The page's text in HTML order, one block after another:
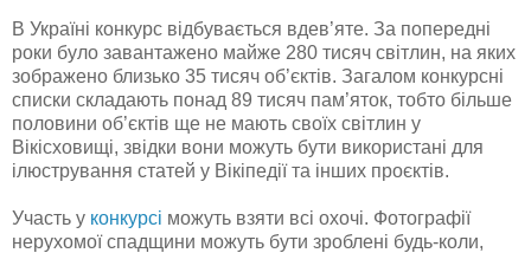
В Україні конкурс відбувається вдев’яте. За попередні
роки було завантажено майже 280 тисяч світлин, на яких
зображено близько 35 тисяч об’єктів. Загалом конкурсні
списки складають понад 89 тисяч пам’яток, тобто більше
половини об’єктів ще не мають своїх світлин у
Вікісховищі, звідки вони можуть бути використані для
ілюстрування статей у Вікіпедії та інших проєктів.
Участь у конкурсі можуть взяти всі охочі. Фотографії
нерухомої спадщини можуть бути зроблені будь-коли,